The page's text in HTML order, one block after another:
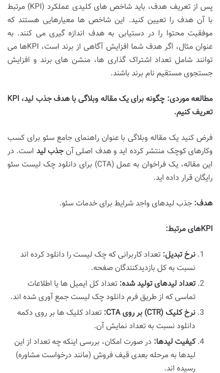
پس از تعریف هدف، باید شاخص های کلیدی عملکرد (KPI) مرتبط
با آن هدف را تعیین کنید. این شاخص ها معیارهایی هستند که
موفقیت محتوا را در دستیابی به هدف اندازه گیری می کنند. به
عنوان مثال، اگر هدف شما افزایش آگاهی از برند است، KPIها می
توانند شامل تعداد اشتراک گذاری ها، منشن های برند و افزایش
جستجوی مستقیم نام برند باشند.
مطالعه موردی: چگونه برای یک مقاله وبلاگی با هدف جذب لید، KPI
تعریف کنیم.
فرض کنید یک مقاله وبلاگی با عنوان راهنمای جامع سئو برای کسب
وکارهای کوچک منتشر کرده اید و هدف اصلی آنجذب لید است. در
این مقاله، یک فراخوان به عمل (CTA) برای دانلود چک لیست سئو
رایگان قرار داده اید.
هدف: جذب لیدهای واجد شرایط برای خدمات سئو.
KPIهای مرتبط:
نرخ تبدیل: تعداد کاربرانی که چک لیست را دانلود کرده اند
نسبت به کل بازدیدکنندگان صفحه.
تعداد لیدهای تولید شده: تعداد کل ایمیل ها یا اطلاعات
تماسی که از طریق فرم دانلود چک لیست جمع آوری شده اند.
نرخ کلیک (CTR) بر روی CTA:
تعداد کلیک ها بر روی دکمه
دانلود نسبت به تعداد نمایش آن.
کیفیت لیدها: در صورت امکان، بررسی اینکه چه تعداد از این
لیدها به مرحله بعدی قیف فروش (مانند درخواست مشاوره)
رسیده اند.